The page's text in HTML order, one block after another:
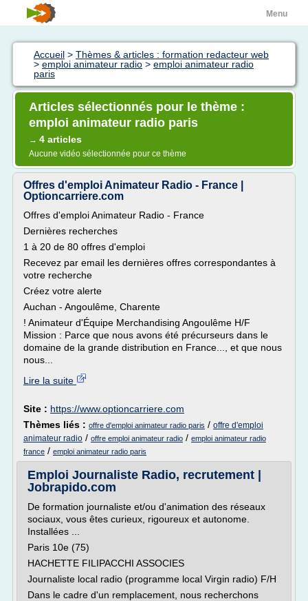
Menu
Accueil > Thèmes & articles : formation redacteur web
> emploi animateur radio > emploi animateur radio
paris
Articles sélectionnés pour le thème :
emploi animateur radio paris
→ 4 articles
Aucune vidéo sélectionnée pour ce thème
Offres d'emploi Animateur Radio - France |
Optioncarriere.com
Offres d'emploi Animateur Radio - France
Dernières recherches
1 à 20 de 80 offres d'emploi
Recevez par email les dernières offres correspondantes à
votre recherche
Créez votre alerte
Auchan - Angoulême, Charente
! Animateur d'Équipe Merchandising Angoulême H/F
Mission : Parce que nous avons été précurseurs dans le
domaine de la grande distribution en France..., et que nous
nous...
Lire la suite
Site : https://www.optioncarriere.com
Thèmes liés : offre d'emploi animateur radio paris / offre d'emploi
animateur radio / offre emploi animateur radio / emploi animateur radio
france / emploi animateur radio paris
Emploi Journaliste Radio, recrutement |
Jobrapido.com
De formation journaliste et/ou d'animation des réseaux
sociaux, vous êtes curieux, rigoureux et autonome.
Installées ...
Paris 10e (75)
HACHETTE FILIPACCHI ASSOCIES
Journaliste local radio (programme local Virgin radio) F/H
Dans le cadre d'un remplacement, nous recherchons